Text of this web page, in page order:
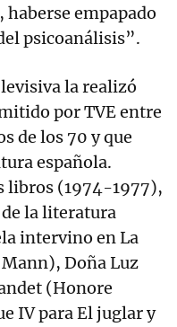
empapado
psicoanálisis”.
la realizó
por TVE entre
de los 70 y que
española.
libros (1974-1977),
de la literatura
intervino en La
Doña Luz
(Honore
IV para El juglar y